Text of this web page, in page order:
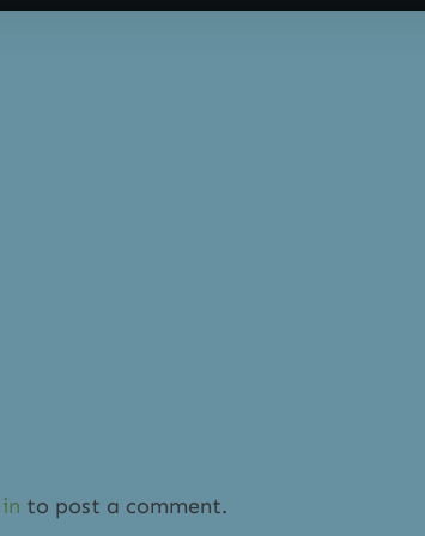
to post a comment.